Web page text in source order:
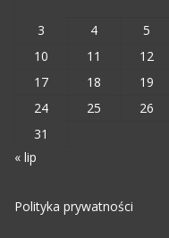
3
4 5
10
11 12
17
18 19
24
25 26
31
« lip
Polityka prywatności